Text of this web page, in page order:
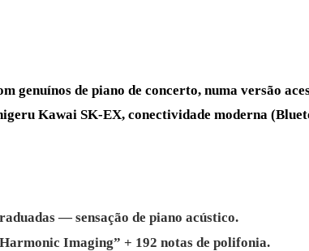
genuínos de piano de concerto, numa versão
Kawai SK-EX, conectividade moderna
— sensação de piano acústico.
Imaging” + 192 notas de polifonia.